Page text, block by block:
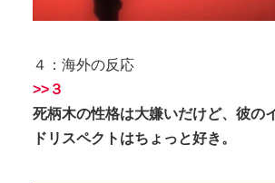
４：海外の反応
>>３
死柄木の性格は大嫌いだけど、彼の
ドリスペクトはちょっと好き。